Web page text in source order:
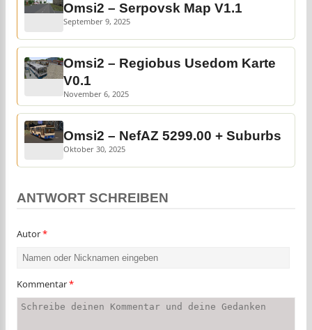
Omsi2 – Serpovsk Map V1.1
September 9, 2025
Omsi2 – Regiobus Usedom Karte
V0.1
November 6, 2025
Omsi2 – NefAZ 5299.00 + Suburbs
Oktober 30, 2025
ANTWORT SCHREIBEN
Autor*
Kommentar*